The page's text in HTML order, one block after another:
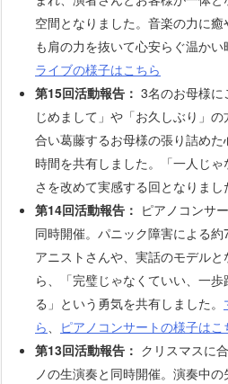
空間となりました。音楽の力に
も肩の力を抜いて心安らぐ温かい
ライブの様子はこちら
第15回活動報告： 3名のお母様に
じめまして」や「お久しぶり」
合い葛藤するお母様の張り詰め
時間を共有しました。「一人じ
さを改めて実感する回となりまし
第14回活動報告： ピアノコンサ
同時開催。パニック障害による
アニストさんや、実話のモデル
ら、「完璧じゃなくていい、一
る」という勇気を共有しました。
ら、 ピアノコンサートの様子はこ
第13回活動報告： クリスマスに
ノの生演奏と同時開催。演奏中